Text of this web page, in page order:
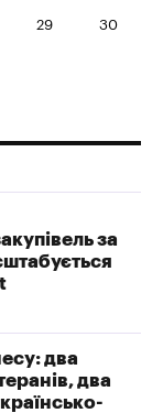
29 30
за
два
два